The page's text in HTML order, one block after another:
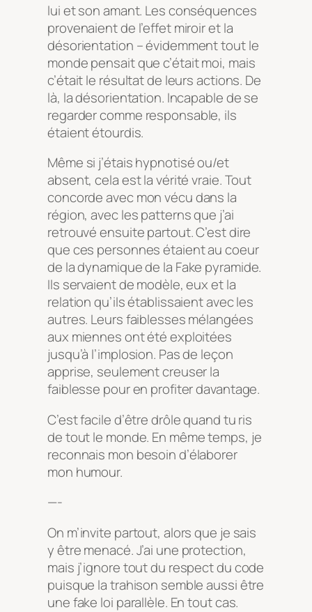
lui et son amant. Les conséquences
provenaient de l’effet miroir et la
désorientation – évidemment tout le
monde pensait que c’était moi, mais
c’était le résultat de leurs actions. De
là, la désorientation. Incapable de se
regarder comme responsable, ils
étaient étourdis.
Même si j’étais hypnotisé ou/et
absent, cela est la vérité vraie. Tout
concorde avec mon vécu dans la
région, avec les patterns que j’ai
retrouvé ensuite partout. C’est dire
que ces personnes étaient au coeur
de la dynamique de la Fake pyramide.
Ils servaient de modèle, eux et la
relation qu’ils établissaient avec les
autres. Leurs faiblesses mélangées
aux miennes ont été exploitées
jusqu’à l’implosion. Pas de leçon
apprise, seulement creuser la
faiblesse pour en profiter davantage.
C’est facile d’être drôle quand tu ris
de tout le monde. En même temps, je
reconnais mon besoin d’élaborer
mon humour.
—-
On m’invite partout, alors que je sais
y être menacé. J’ai une protection,
mais j’ignore tout du respect du code
puisque la trahison semble aussi être
une fake loi parallèle. En tout cas.